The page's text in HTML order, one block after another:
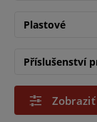
Plastové
Příslušenství